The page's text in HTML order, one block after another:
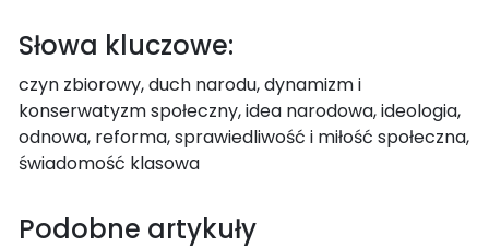
Słowa kluczowe:
czyn zbiorowy, duch narodu, dynamizm i
konserwatyzm społeczny, idea narodowa, ideologia,
odnowa, reforma, sprawiedliwość i miłość społeczna,
świadomość klasowa
Podobne artykuły